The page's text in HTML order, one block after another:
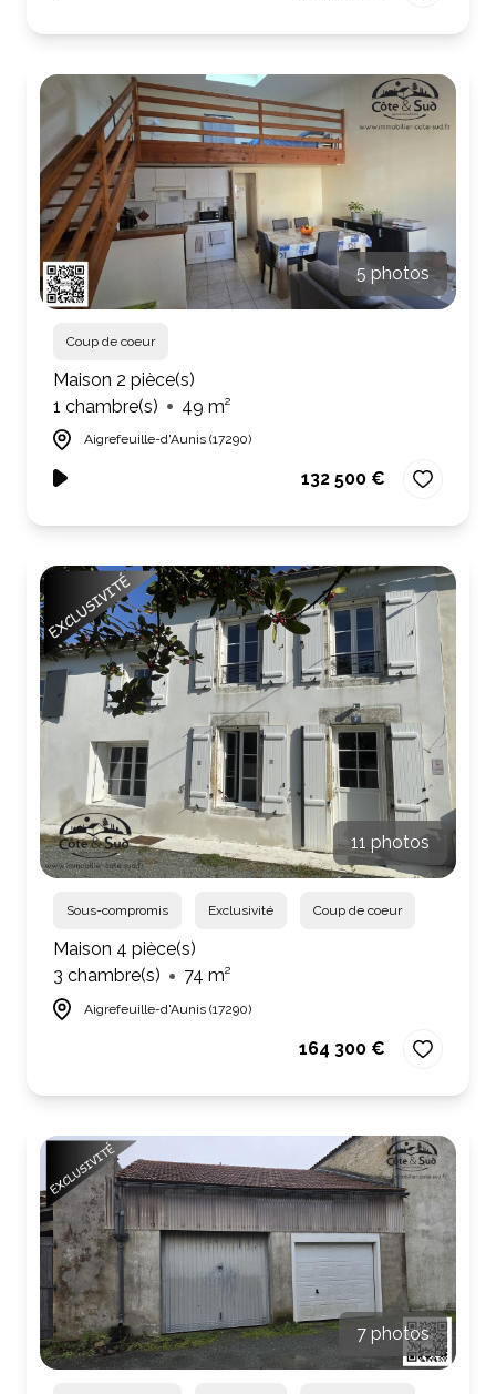
5 photos
Coup de coeur
Maison 2 pièce(s)
1 chambre(s)
49 m²
Aigrefeuille-d'Aunis (17290)
132 500 €
11 photos
Sous-compromis Exclusivité Coup de coeur
Maison 4 pièce(s)
3 chambre(s)
74 m²
Aigrefeuille-d'Aunis (17290)
164 300 €
7 photos